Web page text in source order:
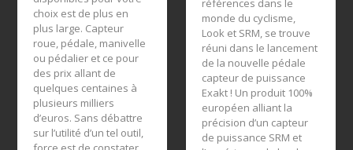
choix est de plus en
plus large. Capteur
roue, pédale, manivelle
ou pédalier et ce pour
des prix allant de
quelques centaines à
plusieurs milliers
d’euros. Sans débattre
sur l’utilité d’un tel outil,
références dans le
monde du cyclisme,
Look et SRM, se trouve
réuni dans le lancement
de la nouvelle pédale
capteur de puissance
Exakt ! Un produit 100%
européen alliant la
précision d’un capteur
de puissance SRM et